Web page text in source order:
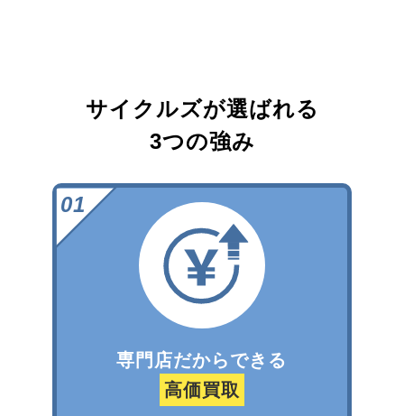
サイクルズが選ばれる
3つの強み
専門店だからできる
高価買取